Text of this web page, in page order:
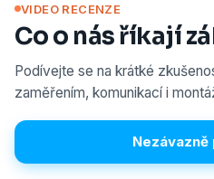
VIDEO RECENZE
Co o nás říkají
Podívejte se na krátké
zaměřením, komunikací i